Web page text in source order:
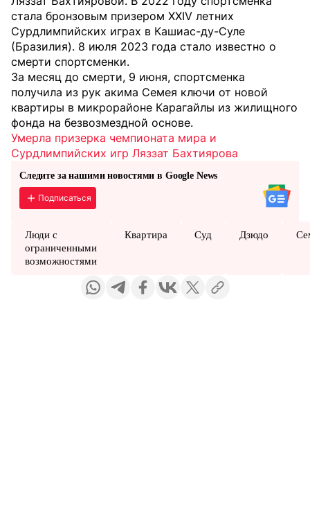
стала бронзовым призером XXIV летних
Сурдлимпийских играх в Кашиас-ду-Суле
(Бразилия). 8 июля 2023 года стало известно о
смерти спортсменки.
За месяц до смерти, 9 июня, спортсменка
получила из рук акима Семея ключи от новой
квартиры в микрорайоне Карагайлы из жилищного
фонда на безвозмездной основе.
Умерла призерка чемпионата мира и
Сурдлимпийских игр Ляззат Бахтиярова
Следите за нашими новостями в Google News
Подписаться
Люди с
ограниченными
возможностями
Квартира Суд Дзюдо